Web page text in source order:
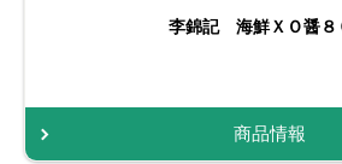
李錦記 海鮮ＸＯ醤８
商品情報